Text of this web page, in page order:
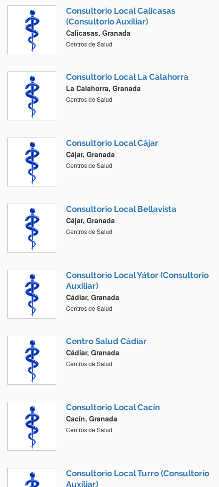
Consultorio Local Calicasas
(Consultorio Auxiliar)
Calicasas, Granada
Centros de Salud
Consultorio Local La Calahorra
La Calahorra, Granada
Centros de Salud
Consultorio Local Cájar
Cájar, Granada
Centros de Salud
Consultorio Local Bellavista
Cájar, Granada
Centros de Salud
Consultorio Local Yátor (Consultorio
Auxiliar)
Cádiar, Granada
Centros de Salud
Centro Salud Cádiar
Cádiar, Granada
Centros de Salud
Consultorio Local Cacín
Cacín, Granada
Centros de Salud
Consultorio Local Turro (Consultorio
Auxiliar)